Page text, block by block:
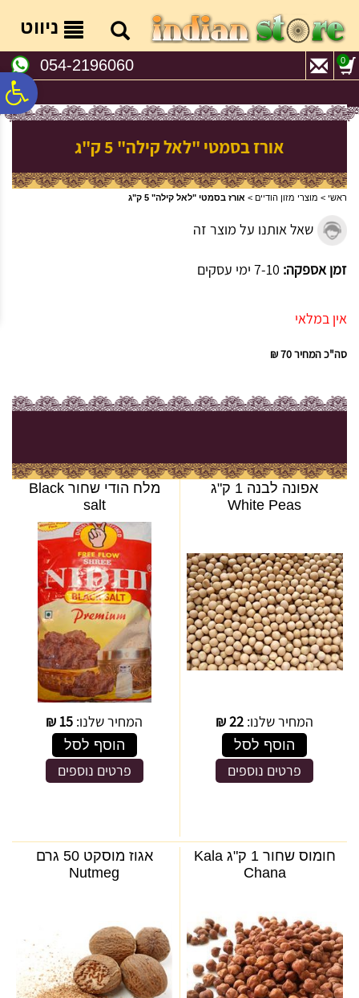
נגישות
אתר
המרכזי
ניווט
054-2196060 0
אורז בסמטי "לאל קילה" 5 ק"ג
ראשי > מוצרי מזון הודיים > אורז בסמטי "לאל קילה" 5 ק"ג
שאל אותנו על מוצר זה
זמן אספקה: 7-10 ימי עסקים
אין במלאי
סה"כ המחיר70 ₪
אפונה לבנה 1 ק"ג
White Peas
המחיר שלנו: 22
₪
הוסף לסל
פרטים נוספים
מלח הודי שחור Black
salt
המחיר שלנו: 15
₪
הוסף לסל
פרטים נוספים
חומוס שחור 1 ק"ג Kala
Chana
אגוז מוסקט 50 גרם
Nutmeg